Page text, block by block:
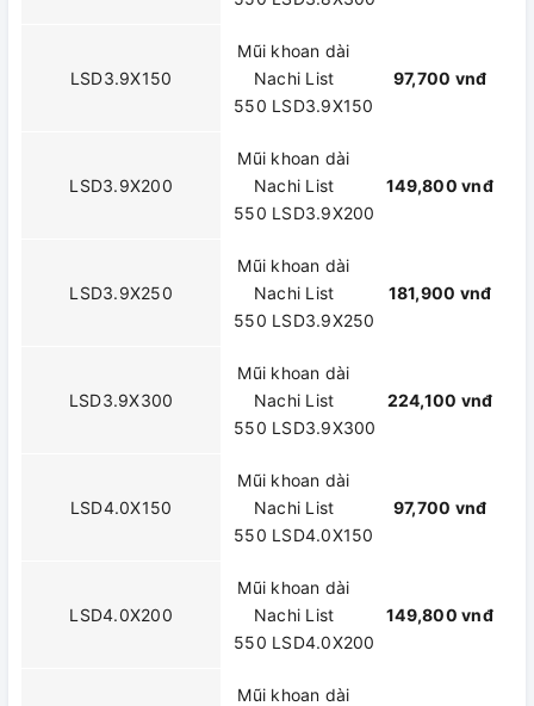
LSD3.9X150
Mũi khoan dài
Nachi List
550 LSD3.9X150
97,700 vnđ
LSD3.9X200
Mũi khoan dài
Nachi List
550 LSD3.9X200
149,800 vnđ
LSD3.9X250
Mũi khoan dài
Nachi List
550 LSD3.9X250
181,900 vnđ
LSD3.9X300
Mũi khoan dài
Nachi List
550 LSD3.9X300
224,100 vnđ
LSD4.0X150
Mũi khoan dài
Nachi List
550 LSD4.0X150
97,700 vnđ
LSD4.0X200
Mũi khoan dài
Nachi List
550 LSD4.0X200
149,800 vnđ
Mũi khoan dài